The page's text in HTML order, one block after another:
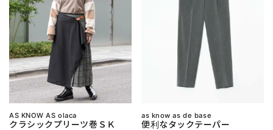
AS KNOW AS olaca
クラシックプリーツ巻ＳＫ
as know as de base
便利なタックテーパー